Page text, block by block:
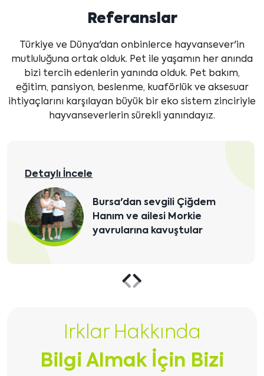
Referanslar
Türkiye ve Dünya'dan onbinlerce hayvansever'in
mutluluğuna ortak olduk. Pet ile yaşamın her anında
bizi tercih edenlerin yanında olduk. Pet bakım,
eğitim, pansiyon, beslenme, kuaförlük ve aksesuar
ihtiyaçlarını karşılayan büyük bir eko sistem zinciriyle
hayvanseverlerin sürekli yanındayız.
Detaylı İncele
Bursa'dan sevgili Çiğdem
Hanım ve ailesi Morkie
yavrularına kavuştular
Önceki
göster
göster
Irklar Hakkında
Bilgi Almak İçin Bizi